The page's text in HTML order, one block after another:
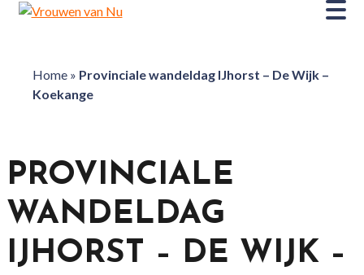
Home» Provinciale wandeldag IJhorst – De Wijk –
Koekange
PROVINCIALE
WANDELDAG
IJHORST – DE WIJK –